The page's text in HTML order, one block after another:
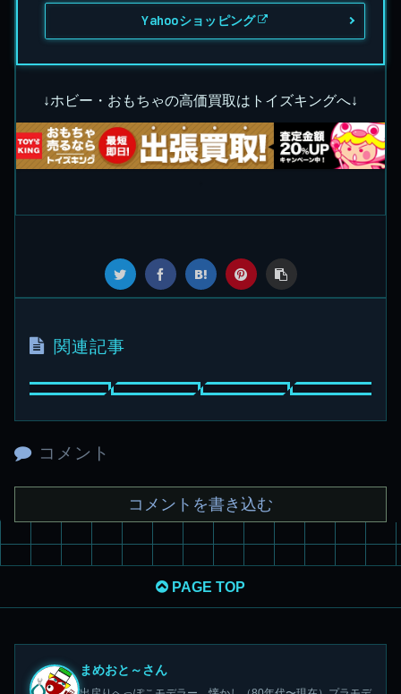
Yahooショッピング
↓ホビー・おもちゃの高価買取はトイズキングへ↓
関連記事
コメント
コメントを書き込む
PAGE TOP
まめおと～さん